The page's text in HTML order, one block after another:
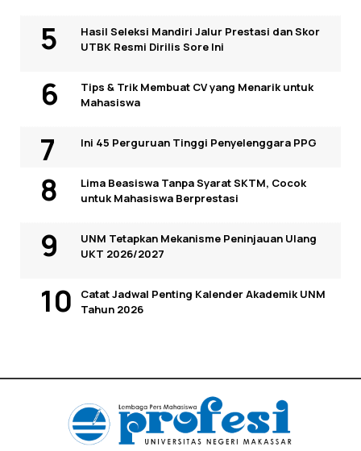
Hasil Seleksi Mandiri Jalur Prestasi dan Skor
UTBK Resmi Dirilis Sore Ini
Tips & Trik Membuat CV yang Menarik untuk
Mahasiswa
Ini 45 Perguruan Tinggi Penyelenggara PPG
Lima Beasiswa Tanpa Syarat SKTM, Cocok
untuk Mahasiswa Berprestasi
UNM Tetapkan Mekanisme Peninjauan Ulang
UKT 2026/2027
Catat Jadwal Penting Kalender Akademik UNM
Tahun 2026